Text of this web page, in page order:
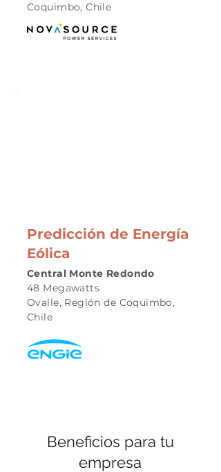
Coquimbo, Chile
Predicción de Energía
Eólica
Central Monte Redondo
48 Megawatts
Ovalle, Región de Coquimbo,
Chile
Beneficios para tu
empresa